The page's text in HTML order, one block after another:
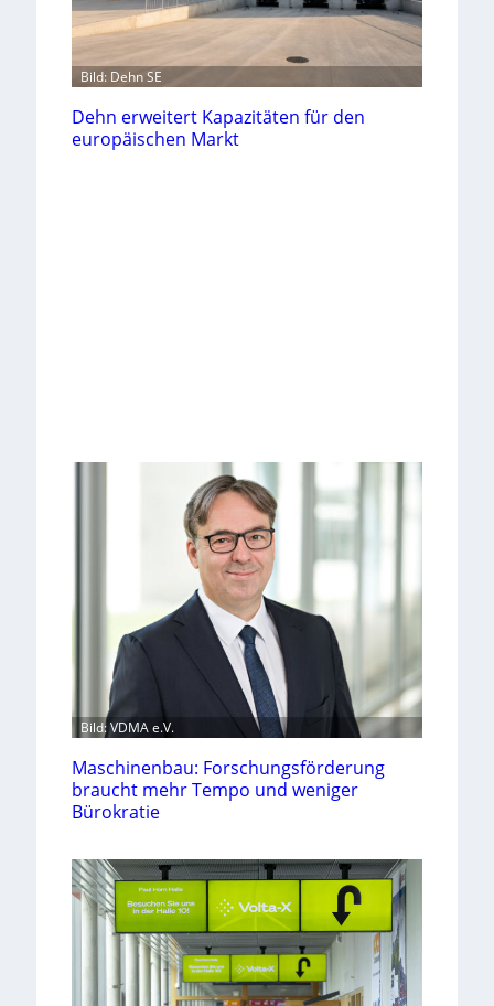
Bild: Dehn SE
Dehn erweitert Kapazitäten für den
europäischen Markt
Bild: VDMA e.V.
Maschinenbau: Forschungsförderung
braucht mehr Tempo und weniger
Bürokratie